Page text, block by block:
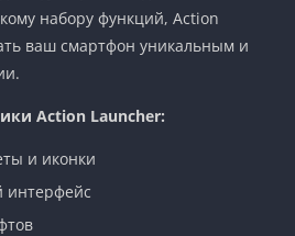
набору функций, Action
ваш смартфон уникальным и
Action Launcher:
и иконки
интерфейс